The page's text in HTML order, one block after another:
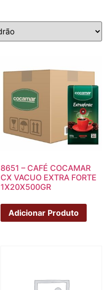
8651 – CAFÉ COCAMAR
CX VACUO EXTRA FORTE
1X20X500GR
Adicionar Produto